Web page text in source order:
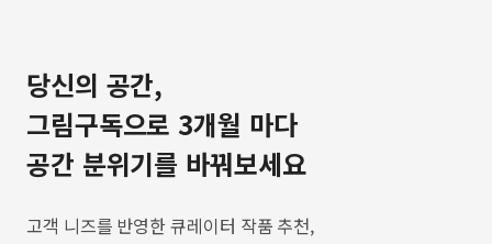
당신의 공간,
그림구독으로 3개월 마다
공간 분위기를 바꿔보세요
고객 니즈를 반영한 큐레이터 작품 추천,